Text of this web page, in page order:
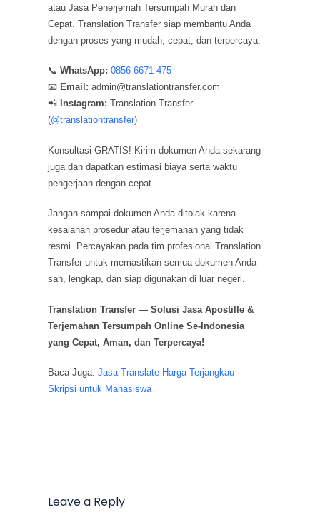
atau Jasa Penerjemah Tersumpah Murah dan
Cepat. Translation Transfer siap membantu Anda
dengan proses yang mudah, cepat, dan terpercaya.
📞WhatsApp: 0856-6671-475
📧 Email: admin@translationtransfer.com
📲 Instagram: Translation Transfer
(@translationtransfer)
Konsultasi GRATIS! Kirim dokumen Anda sekarang
juga dan dapatkan estimasi biaya serta waktu
pengerjaan dengan cepat.
Jangan sampai dokumen Anda ditolak karena
kesalahan prosedur atau terjemahan yang tidak
resmi. Percayakan pada tim profesional Translation
Transfer untuk memastikan semua dokumen Anda
sah, lengkap, dan siap digunakan di luar negeri.
Translation Transfer — Solusi Jasa Apostille &
Terjemahan Tersumpah Online Se-Indonesia
yang Cepat, Aman, dan Terpercaya!
Baca Juga:Jasa Translate Harga Terjangkau
Skripsi untuk Mahasiswa
Leave a Reply